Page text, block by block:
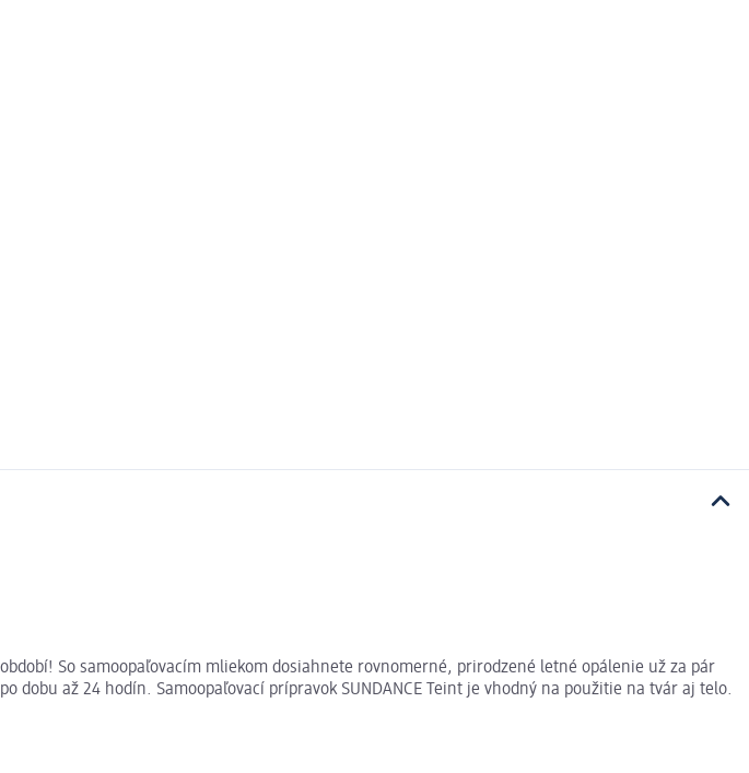
So samoopaľovacím mliekom dosiahnete rovnomerné, prirodzené letné opálenie už za pár
až 24 hodín. Samoopaľovací prípravok SUNDANCE Teint je vhodný na použitie na tvár aj telo.